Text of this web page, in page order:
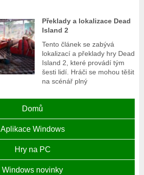
Překlady a lokalizace Dead
Island 2
Tento článek se zabývá
lokalizací a překlady hry Dead
Island 2, které provádí tým
šesti lidí. Hráči se mohou těšit
na scénář plný
Domů
Aplikace Windows
Hry na PC
Windows novinky